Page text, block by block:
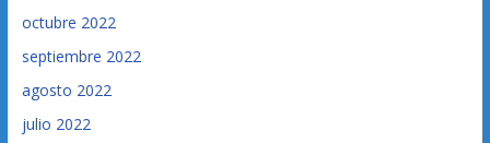
octubre 2022
septiembre 2022
agosto 2022
julio 2022